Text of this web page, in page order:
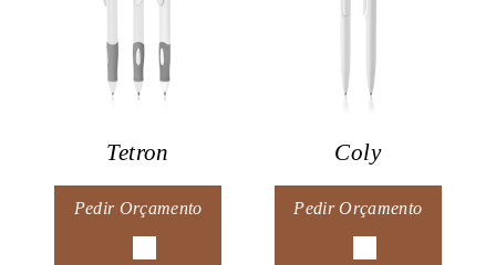
Tetron
Pedir Orçamento
Coly
Pedir Orçamento